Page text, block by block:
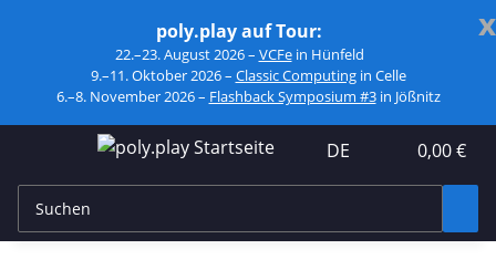
x
poly.play auf Tour:
22.–23. August 2026 – VCFein Hünfeld
9.–11. Oktober 2026 – Classic Computingin Celle
6.–8. November 2026 – Flashback Symposium #3in Jößnitz
DE 0,00 €